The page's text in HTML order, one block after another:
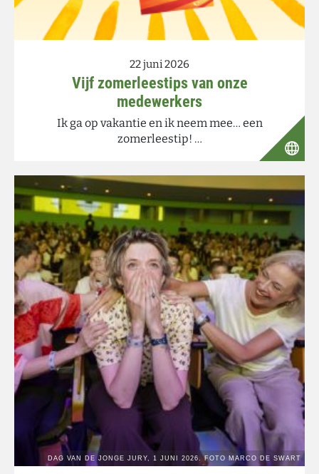
22 juni 2026
Vijf zomerleestips van onze
medewerkers
Ik ga op vakantie en ik neem mee… een
zomerleestip! …